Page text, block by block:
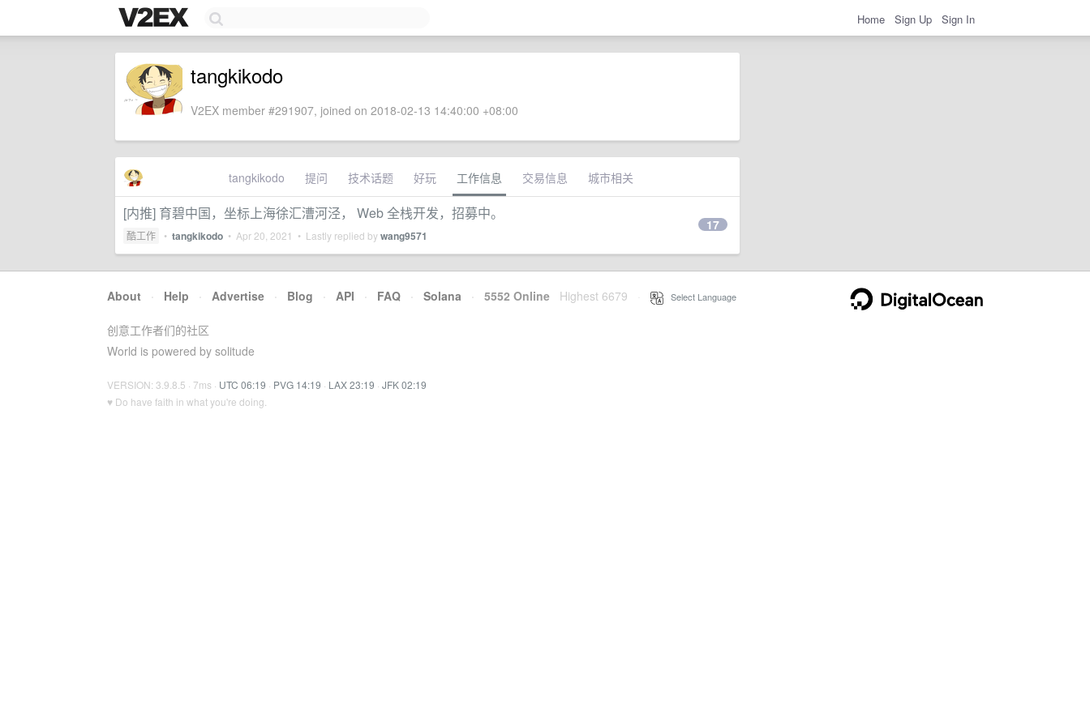
Home Sign Up Sign In
tangkikodo
V2EX member #291907, joined on 2018-02-13 14:40:00 +08:00
tangkikodo 提问 技术话题 好玩 工作信息 交易信息 城市相关
[内推] 育碧中国，坐标上海徐汇漕河泾， Web 全栈开发，招募中。
酷工作 • tangkikodo • Apr 20, 2021 • Lastly replied bywang9571
17
About · Help · Advertise · Blog · API · FAQ · Solana · 5552 Online Highest 6679 Select Language
创意工作者们的社区
World is powered by solitude
VERSION: 3.9.8.5 · 7ms · UTC 06:19 · PVG 14:19 · LAX 23:19 · JFK 02:19
♥ Do have faith in what you're doing.